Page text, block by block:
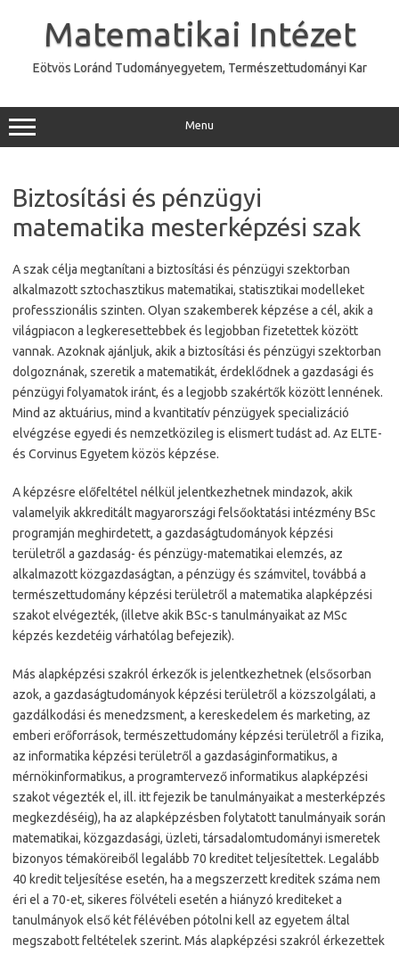
Matematikai Intézet
Eötvös Loránd Tudományegyetem, Természettudományi Kar
Menu
Biztosítási és pénzügyi
matematika mesterképzési szak
A szak célja megtanítani a biztosítási és pénzügyi szektorban
alkalmazott sztochasztikus matematikai, statisztikai modelleket
professzionális szinten. Olyan szakemberek képzése a cél, akik a
világpiacon a legkeresettebbek és legjobban fizetettek között
vannak. Azoknak ajánljuk, akik a biztosítási és pénzügyi szektorban
dolgoznának, szeretik a matematikát, érdeklődnek a gazdasági és
pénzügyi folyamatok iránt, és a legjobb szakértők között lennének.
Mind az aktuárius, mind a kvantitatív pénzügyek specializáció
elvégzése egyedi és nemzetközileg is elismert tudást ad. Az ELTE-
és Corvinus Egyetem közös képzése.
A képzésre előfeltétel nélkül jelentkezhetnek mindazok, akik
valamelyik akkreditált magyarországi felsőoktatási intézmény BSc
programján meghirdetett, a gazdaságtudományok képzési
területről a gazdaság- és pénzügy-matematikai elemzés, az
alkalmazott közgazdaságtan, a pénzügy és számvitel, továbbá a
természettudomány képzési területről a matematika alapképzési
szakot elvégezték, (illetve akik BSc-s tanulmányaikat az MSc
képzés kezdetéig várhatólag befejezik).
Más alapképzési szakról érkezők is jelentkezhetnek (elsősorban
azok, a gazdaságtudományok képzési területről a közszolgálati, a
gazdálkodási és menedzsment, a kereskedelem és marketing, az
emberi erőforrások, természettudomány képzési területről a fizika,
az informatika képzési területről a gazdaságinformatikus, a
mérnökinformatikus, a programtervező informatikus alapképzési
szakot végezték el, ill. itt fejezik be tanulmányaikat a mesterképzés
megkezdéséig), ha az alapképzésben folytatott tanulmányaik során
matematikai, közgazdasági, üzleti, társadalomtudományi ismeretek
bizonyos témaköreiből legalább 70 kreditet teljesítettek. Legalább
40 kredit teljesítése esetén, ha a megszerzett kreditek száma nem
éri el a 70-et, sikeres fölvételi esetén a hiányzó krediteket a
tanulmányok első két félévében pótolni kell az egyetem által
megszabott feltételek szerint. Más alapképzési szakról érkezettek